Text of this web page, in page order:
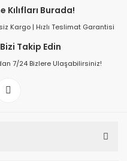
Kılıfları Burada!
Kargo | Hızlı Teslimat Garantisi
Takip Edin
7/24 Bizlere Ulaşabilirsiniz!